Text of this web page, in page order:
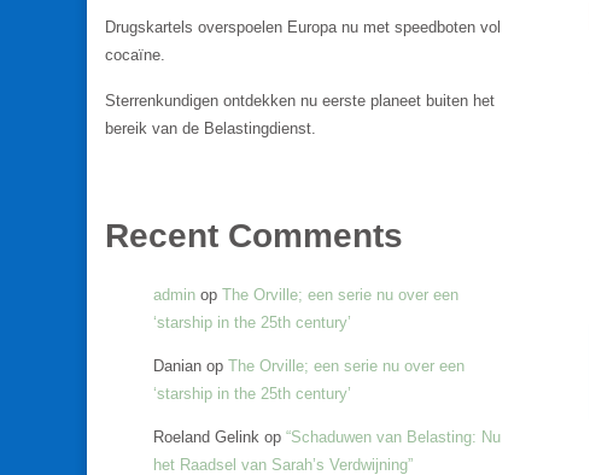
Drugskartels overspoelen Europa nu met speedboten vol
cocaïne.
Sterrenkundigen ontdekken nu eerste planeet buiten het
bereik van de Belastingdienst.
Recent Comments
admin op The Orville; een serie nu over een
‘starship in the 25th century’
Danian op The Orville; een serie nu over een
‘starship in the 25th century’
Roeland Gelink op “Schaduwen van Belasting: Nu
het Raadsel van Sarah’s Verdwijning”